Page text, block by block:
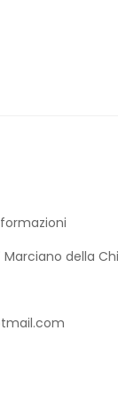
Marciano della